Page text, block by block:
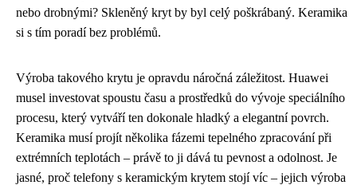
nebo drobnými? Skleněný kryt by byl celý poškrábaný. Keramika
si s tím poradí bez problémů.
Výroba takového krytu je opravdu náročná záležitost. Huawei
musel investovat spoustu času a prostředků do vývoje speciálního
procesu, který vytváří ten dokonale hladký a elegantní povrch.
Keramika musí projít několika fázemi tepelného zpracování při
extrémních teplotách – právě to ji dává tu pevnost a odolnost. Je
jasné, proč telefony s keramickým krytem stojí víc – jejich výroba